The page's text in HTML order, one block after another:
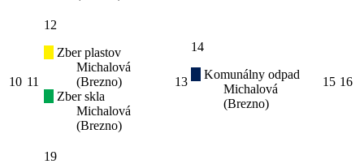
10 11
12
Zber plastov
Michalová
(Brezno)
Zber skla
Michalová
(Brezno)
13
14
Komunálny odpad
Michalová
(Brezno)
15 16
19